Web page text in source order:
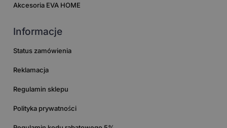
Akcesoria EVA HOME
Informacje
Status zamówienia
Reklamacja
Regulamin sklepu
Polityka prywatności